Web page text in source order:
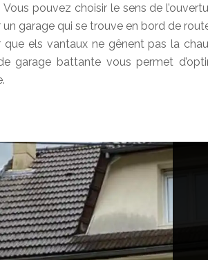
pouvez choisir le sens de
garage qui se trouve en bord de
els vantaux ne gênent pas la
garage battante vous permet